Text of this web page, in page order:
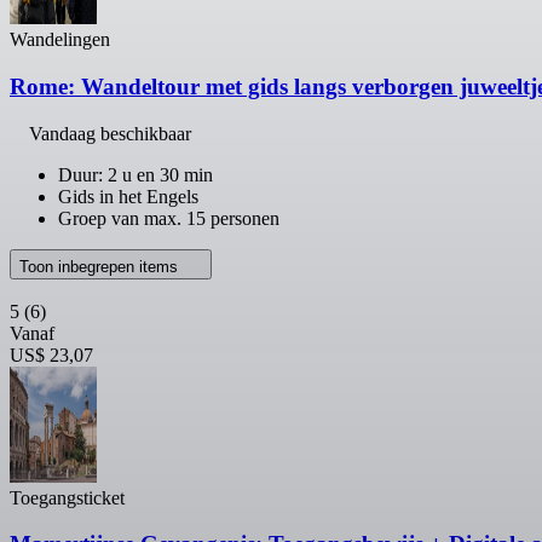
Wandelingen
Rome: Wandeltour met gids langs verborgen
Vandaag beschikbaar
Duur: 2 u en 30 min
Gids in het Engels
Groep van max. 15 personen
Toon inbegrepen items
5 (6)
Vanaf
US$ 23,07
Toegangsticket